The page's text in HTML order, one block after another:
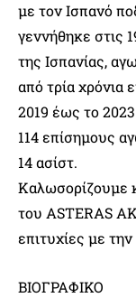
με τον Ισπανό
γεννήθηκε στις
της Ισπανίας,
από τρία χρόνια
2019 έως το
114 επίσημους
14 ασίστ.
Καλωσορίζουμε
του ASTERAS
επιτυχίες με
ΒΙΟΓΡΑΦΙΚΟ